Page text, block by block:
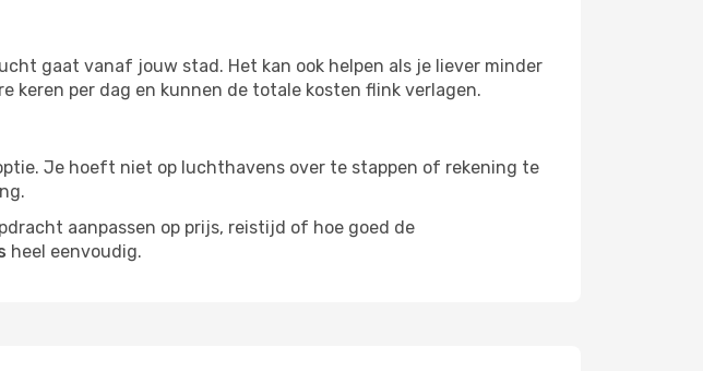
gaat vanaf jouw stad. Het kan ook helpen als je liever minder
keren per dag en kunnen de totale kosten flink verlagen.
Je hoeft niet op luchthavens over te stappen of rekening te
aanpassen op prijs, reistijd of hoe goed de
heel eenvoudig.